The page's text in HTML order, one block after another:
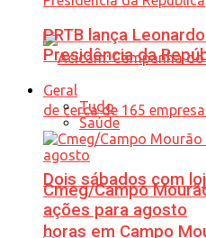
Dois sábados com
horas em Campo
PRTB lança
Presidência da
Geral
Tudo
Saúde
Cmeg/Campo
ações para agosto